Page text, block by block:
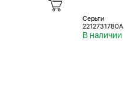
Серьги
2212731780A
В наличии